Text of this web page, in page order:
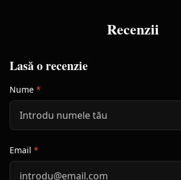
Recenzii
Lasă o recenzie
Nume *
Email *